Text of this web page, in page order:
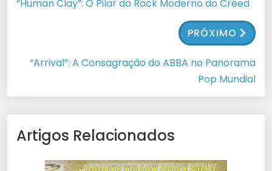
“Human Clay”: O Pilar do Rock Moderno do Creed
PRÓXIMO
“Arrival”: A Consagração do ABBA no Panorama
Pop Mundial
Artigos Relacionados